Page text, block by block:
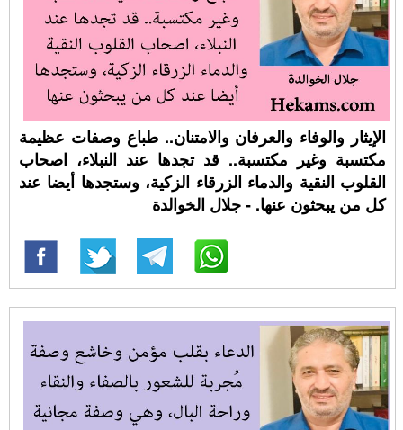
الإيثار والوفاء والعرفان والامتنان.. طباع وصفات عظيمة
مكتسبة وغير مكتسبة.. قد تجدها عند النبلاء، اصحاب
القلوب النقية والدماء الزرقاء الزكية، وستجدها أيضا عند
كل من يبحثون عنها. - جلال الخوالدة